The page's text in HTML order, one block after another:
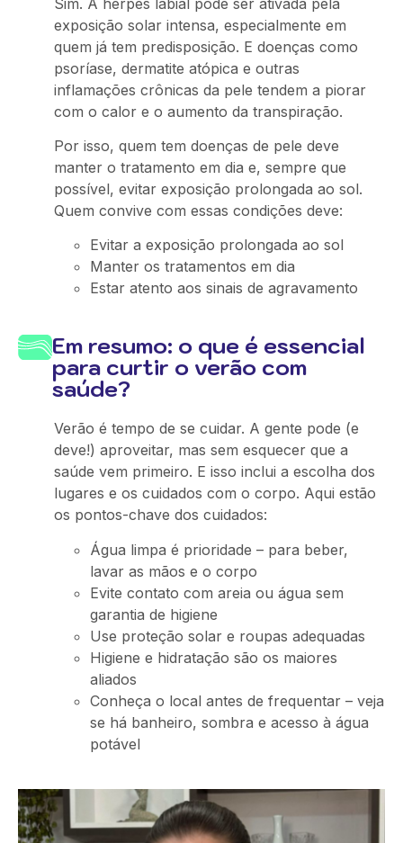
exposição solar intensa, especialmente em
quem já tem predisposição. E doenças como
psoríase, dermatite atópica e outras
inflamações crônicas da pele tendem a piorar
com o calor e o aumento da transpiração.
Por isso, quem tem doenças de pele deve
manter o tratamento em dia e, sempre que
possível, evitar exposição prolongada ao sol.
Quem convive com essas condições deve:
Evitar a exposição prolongada ao sol
Manter os tratamentos em dia
Estar atento aos sinais de agravamento
Em resumo: o que é essencial
para curtir o verão com
saúde?
Verão é tempo de se cuidar. A gente pode (e
deve!) aproveitar, mas sem esquecer que a
saúde vem primeiro. E isso inclui a escolha dos
lugares e os cuidados com o corpo. Aqui estão
os pontos-chave dos cuidados:
Água limpa é prioridade – para beber,
lavar as mãos e o corpo
Evite contato com areia ou água sem
garantia de higiene
Use proteção solar e roupas adequadas
Higiene e hidratação são os maiores
aliados
Conheça o local antes de frequentar – veja
se há banheiro, sombra e acesso à água
potável